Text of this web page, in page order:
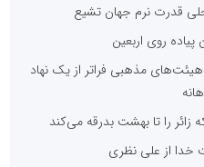
قدرت نرم جهان تشیع
پیاده روی اربعین
مذهبی فراتر از یک نهاد
زائر را تا بهشت بدرقه می‌کند
از علی نظری